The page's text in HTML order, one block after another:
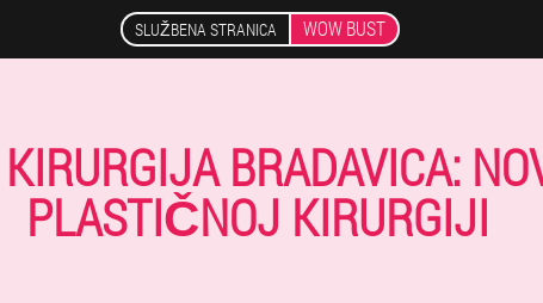
SLUŽBENA STRANICA WOW BUST
BRADAVICA:
PLASTIČNOJ KIRURGIJI